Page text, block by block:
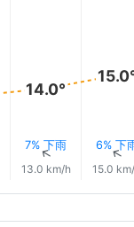
14.0°
7% 下雨
↑
13.0 km/h
6% 下
↑
15.0